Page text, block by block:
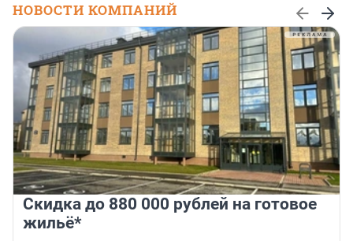
НОВОСТИ КОМПАНИЙ
Скидка до 880 000 рублей на готовое
жильё*